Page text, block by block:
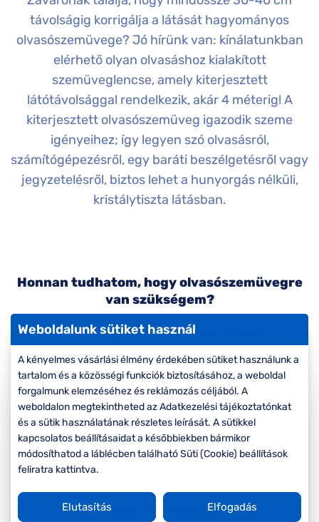
minden
szemüvegekre
Seen Belépőár
ajánlat
távolságig korrigálja a látását hagyományos
olvasószemüvege? Jó hírünk van: kínálatunkban
elérhető olyan olvasáshoz kialakított
szemüveglencse, amely kiterjesztett
látótávolsággal rendelkezik, akár 4 méterig! A
kiterjesztett olvasószemüveg igazodik szeme
igényeihez; így legyen szó olvasásról,
számítógépezésről, egy baráti beszélgetésről vagy
jegyzetelésről, biztos lehet a hunyorgás nélküli,
kristálytiszta látásban.
Honnan tudhatom, hogy olvasószemüvegre
van szükségem?
A kor előrehaladtával a szemlencse veszít
rugalmasságából, amely negatívan befolyásolja a
fókuszálási képességet. A folyamat egyik első jele a 40-
es évek elején vagy közepén jelentkező olvasás közbeni
homályos látás. Az alábbiakban összefoglaltuk azokat a
jeleket, amelyek arra utalhatnak, hogy eljött az
olvasószemüveg beszerzésének ideje:
Az apró betűk elmosódnak és nehezen olvashatóak
– ez jelentősen megnehezítheti az olvasást, a
számítógép- és telefonhasználatot.
Weboldalunk sütiket használ
A kényelmes vásárlási élmény érdekében sütiket használunk a
tartalom és a közösségi funkciók biztosításához, a weboldal
forgalmunk elemzéséhez és reklámozás céljából. A
weboldalon megtekintheted az Adatkezelési tájékoztatónkat
és a sütik használatának részletes leírását. A sütikkel
kapcsolatos beállításaidat a későbbiekben bármikor
módosíthatod a láblécben található Süti (Cookie) beállítások
feliratra kattintva.
Elutasítás Elfogadás